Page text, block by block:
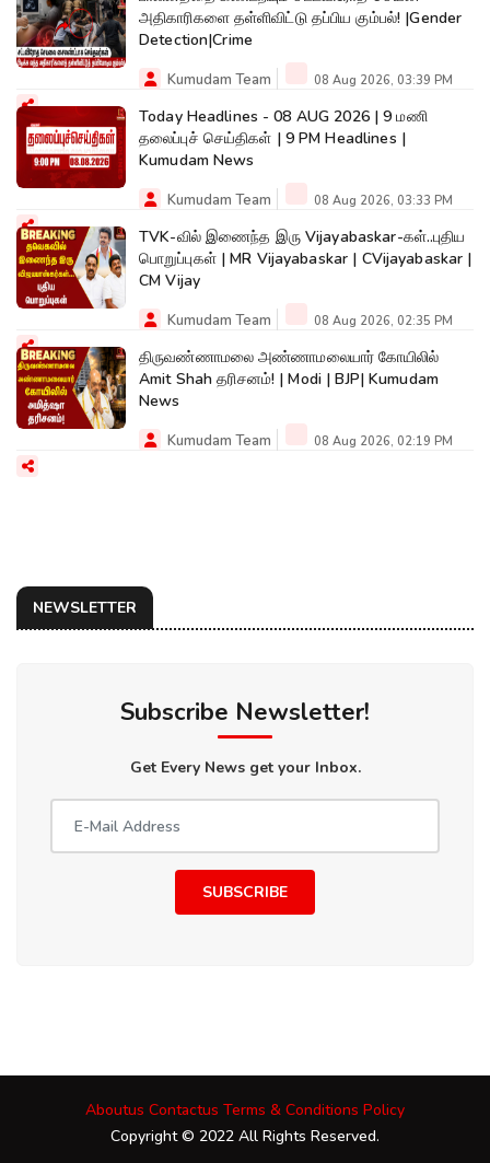
அதிகாரிகளை தள்ளிவிட்டு தப்பிய கும்பல்! |Gender
Detection|Crime
Kumudam Team 08 Aug 2026, 03:39 PM
Today Headlines - 08 AUG 2026 | 9 மணி
தலைப்புச் செய்திகள் | 9 PM Headlines |
Kumudam News
Kumudam Team 08 Aug 2026, 03:33 PM
TVK-வில் இணைந்த இரு Vijayabaskar-கள்..புதிய
பொறுப்புகள் | MR Vijayabaskar | CVijayabaskar |
CM Vijay
Kumudam Team 08 Aug 2026, 02:35 PM
திருவண்ணாமலை அண்ணாமலையார் கோயிலில்
Amit Shah தரிசனம்! | Modi | BJP| Kumudam
News
Kumudam Team 08 Aug 2026, 02:19 PM
NEWSLETTER
Subscribe Newsletter!
Get Every News get your Inbox.
SUBSCRIBE
Aboutus Contactus Terms & Conditions Policy
Copyright © 2022 All Rights Reserved.